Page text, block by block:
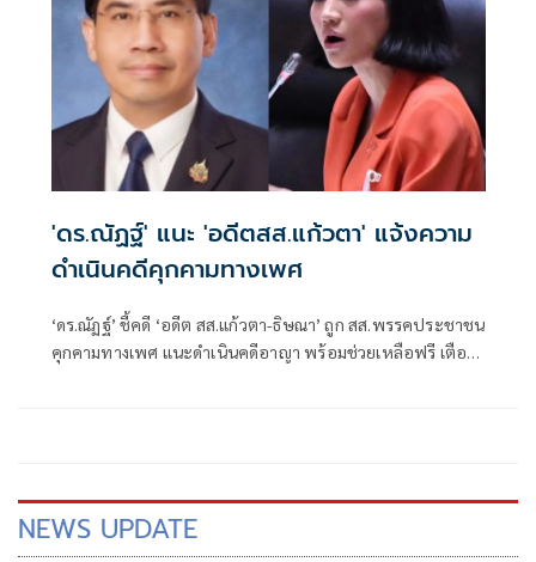
'ดร.ณัฏฐ์' แนะ 'อดีตสส.แก้วตา' แจ้งความ
ดำเนินคดีคุกคามทางเพศ
‘ดร.ณัฏฐ์’ ชี้คดี ‘อดีต สส.แก้วตา-ธิษณา’ ถูก สส.พรรคประชาชน
คุกคามทางเพศ แนะดำเนินคดีอาญา พร้อมช่วยเหลือฟรี เตือน
NEWS UPDATE